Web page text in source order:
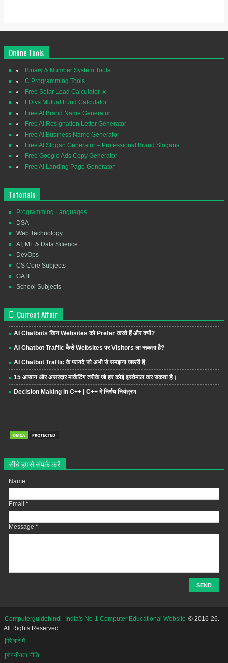
Online Tools
Binary & Number System Tools
C Programming Tools
Free Solar Load Calculator ☀️
FD vs Mutual Fund Calculator
Free AI Brand Name Generator
Free AI Resignation Letter Generator
Free AI Business Name Generator
Free AI Slogan Generator – Professional Brand Slogans
Free Google Ads Copy Generator
Free AI Landing Page Generator
Tutorials
Programming Languages
DSA
Web Technology
AI, ML & Data Science
DevOps
CS Core Subjects
GATE
School Subjects
Current Affair
AI Chatbots किन Websites को Prefer करते हैं और क्यों?
AI Chatbot Traffic कैसे Websites पर Visitors ला सकता है?
AI Chatbot Traffic के फायदे जो अभी से समझना जरूरी है
15 आसान और असरदार मार्केटिंग तरीके जो हर कोई इस्तेमाल कर सकता है।
Decision Making in C++ | C++ में निर्णय नियंत्रण
सीधे हमसे संपर्क करें
Name
Email *
Message *
Computerguidehindi -India's No-1 Computer Educational Website © 2016-26.
All Rights Reserved.
|मेरे बारे में
|गोपनीयता नीति